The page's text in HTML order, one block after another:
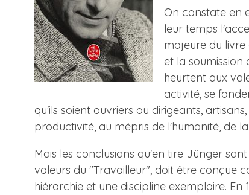
On constate en
leur temps
majeure du
et la soumission
heurtent aux
activité, se
qu'ils soient ouvriers ou dirigeants,
productivité, au mépris de l'humanité, de
Mais les conclusions qu'en tire Jünger
valeurs du "Travailleur", doit être conçue
hiérarchie et une discipline exemplaire.